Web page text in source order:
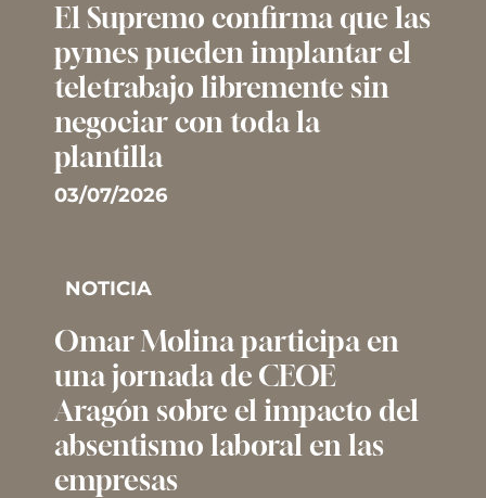
El Supremo confirma que las
pymes pueden implantar el
teletrabajo libremente sin
negociar con toda la
plantilla
03/07/2026
NOTICIA
Omar Molina participa en
una jornada de CEOE
Aragón sobre el impacto del
absentismo laboral en las
empresas